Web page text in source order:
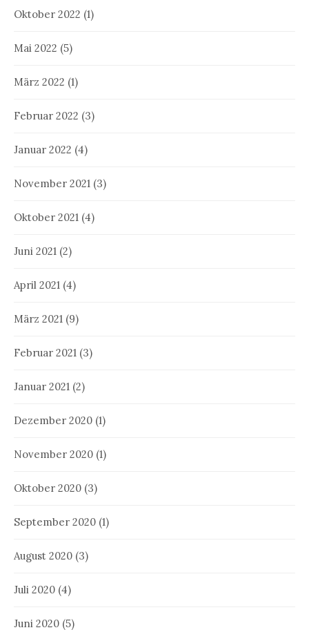
Oktober 2022 (1)
Mai 2022 (5)
März 2022 (1)
Februar 2022 (3)
Januar 2022 (4)
November 2021 (3)
Oktober 2021 (4)
Juni 2021 (2)
April 2021 (4)
März 2021 (9)
Februar 2021 (3)
Januar 2021 (2)
Dezember 2020 (1)
November 2020 (1)
Oktober 2020 (3)
September 2020 (1)
August 2020 (3)
Juli 2020 (4)
Juni 2020 (5)